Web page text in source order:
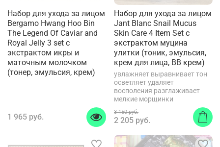
Набор для ухода за лицом
Bergamo Hwang Hoo Bin
The Legend Of Caviar and
Royal Jelly 3 set с
экстрактом икры и
маточным молочком
(тонер, эмульсия, крем)
1 965 руб.
Набор для ухода за лицом
Jant Blanc Snail Mucus
Skin Care 4 Item Set с
экстрактом муцина
улитки (тоник, эмульсия,
крем для лица, BB крем)
увлажняет выравнивает тон
осветляет удаляет
восполения разглаживает
мелкие морщинки
3 150 руб.
2 205 руб.